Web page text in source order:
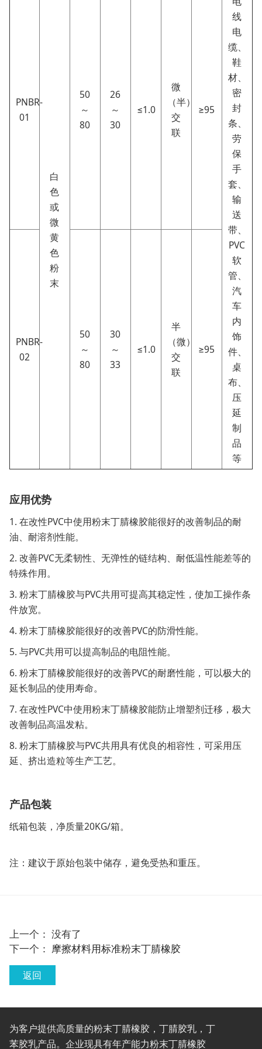
PNBR-
01
白
色
或
微
黄
色
粉
末
50
～
80
26
～
30
≤1.0
微
（半）
交
联
≥95
线
电
缆、
鞋
材、
密
封
条、
劳
保
手
套、
输
送
带、
PVC
软
管、
汽
车
内
饰
件、
桌
布、
压
延
制
品
等
PNBR-
02
50
～
80
30
～
33
≤1.0
半
（微）
交
联
≥95
应用优势
1. 在改性PVC中使用粉末丁腈橡胶能很好的改善制品的耐
油、耐溶剂性能。
2. 改善PVC无柔韧性、无弹性的链结构、耐低温性能差等的
特殊作用。
3. 粉末丁腈橡胶与PVC共用可提高其稳定性，使加工操作条
件放宽。
4. 粉末丁腈橡胶能很好的改善PVC的防滑性能。
5. 与PVC共用可以提高制品的电阻性能。
6. 粉末丁腈橡胶能很好的改善PVC的耐磨性能，可以极大的
延长制品的使用寿命。
7. 在改性PVC中使用粉末丁腈橡胶能防止增塑剂迁移，极大
改善制品高温发粘。
8. 粉末丁腈橡胶与PVC共用具有优良的相容性，可采用压
延、挤出造粒等生产工艺。
产品包装
纸箱包装，净质量20KG/箱。
注：建议于原始包装中储存，避免受热和重压。
上一个： 没有了
下一个： 摩擦材料用标准粉末丁腈橡胶
返回
为客户提供高质量的粉末丁腈橡胶，丁腈胶乳，丁
苯胶乳产品。企业现具有年产能力粉末丁腈橡胶